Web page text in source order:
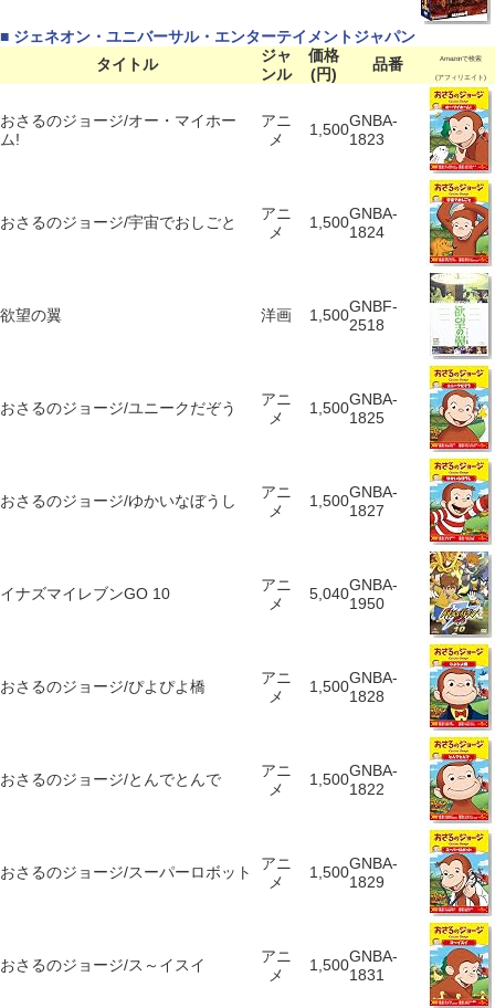
■ ジェネオン・ユニバーサル・エンターテイメントジャパン
タイトル
ジャ
ンル
価格
(円)
品番 Amazonで検索
(アフィリエイト)
おさるのジョージ/オー・マイホー
ム!
アニ
メ
1,500GNBA-
1823
おさるのジョージ/宇宙でおしごと
アニ
メ
1,500GNBA-
1824
欲望の翼 洋画 1,500GNBF-
2518
おさるのジョージ/ユニークだぞう
アニ
メ
1,500GNBA-
1825
おさるのジョージ/ゆかいなぼうし
アニ
メ
1,500GNBA-
1827
イナズマイレブンGO 10
アニ
メ
5,040GNBA-
1950
おさるのジョージ/ぴよぴよ橋
アニ
メ
1,500GNBA-
1828
おさるのジョージ/とんでとんで
アニ
メ
1,500GNBA-
1822
おさるのジョージ/スーパーロボット
アニ
メ
1,500GNBA-
1829
おさるのジョージ/ス～イスイ
アニ
メ
1,500GNBA-
1831